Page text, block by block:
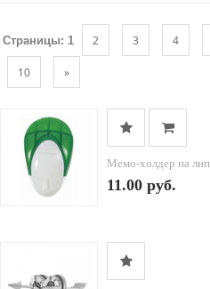
Страницы: 1 2 3 4
10 »
Мемо-холдер на
11.00 руб.